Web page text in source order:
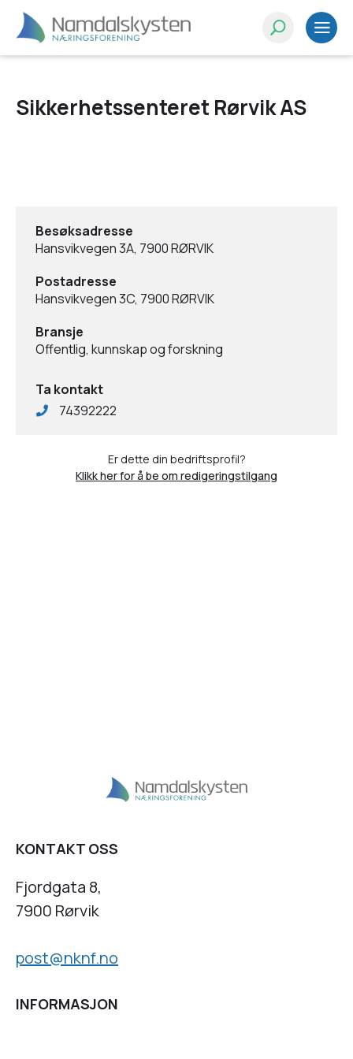
Sikkerhetssenteret Rørvik AS
Besøksadresse
Hansvikvegen 3A, 7900 RØRVIK
Postadresse
Hansvikvegen 3C, 7900 RØRVIK
Bransje
Offentlig, kunnskap og forskning
Ta kontakt
74392222
Er dette din bedriftsprofil?
Klikk her for å be om redigeringstilgang
KONTAKT OSS
Fjordgata 8,
7900 Rørvik
post@nknf.no
INFORMASJON